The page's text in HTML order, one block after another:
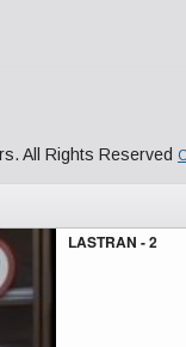
All Rights Reserved
LASTRAN - 2